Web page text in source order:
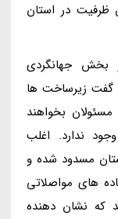
در استان
بخش جهانگردی
گفت زیرساخت ها
بخواهند
ندارد. اغلب
مسدود شده و
های مواصلاتی
که نشان دهنده